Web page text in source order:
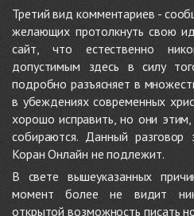
Третий вид комментариев -
желающих протолкнуть свою
сайт, что естественно
допустимым здесь в силу
подробно разъясняет в
в убеждениях современных
хорошо исправить, но они
собираются. Данный
Коран Онлайн не подлежит.
В свете вышеуказанных
момент более не видит
открытой возможность писать